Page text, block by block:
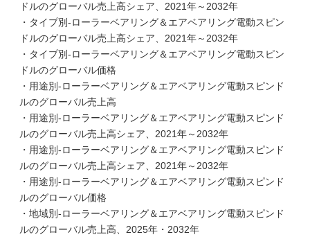
ドルのグローバル売上高シェア、2021年～2032年
・タイプ別-ローラーベアリング＆エアベアリング電動スピン
ドルのグローバル売上高シェア、2021年～2032年
・タイプ別-ローラーベアリング＆エアベアリング電動スピン
ドルのグローバル価格
・用途別-ローラーベアリング＆エアベアリング電動スピンド
ルのグローバル売上高
・用途別-ローラーベアリング＆エアベアリング電動スピンド
ルのグローバル売上高シェア、2021年～2032年
・用途別-ローラーベアリング＆エアベアリング電動スピンド
ルのグローバル売上高シェア、2021年～2032年
・用途別-ローラーベアリング＆エアベアリング電動スピンド
ルのグローバル価格
・地域別-ローラーベアリング＆エアベアリング電動スピンド
ルのグローバル売上高、2025年・2032年